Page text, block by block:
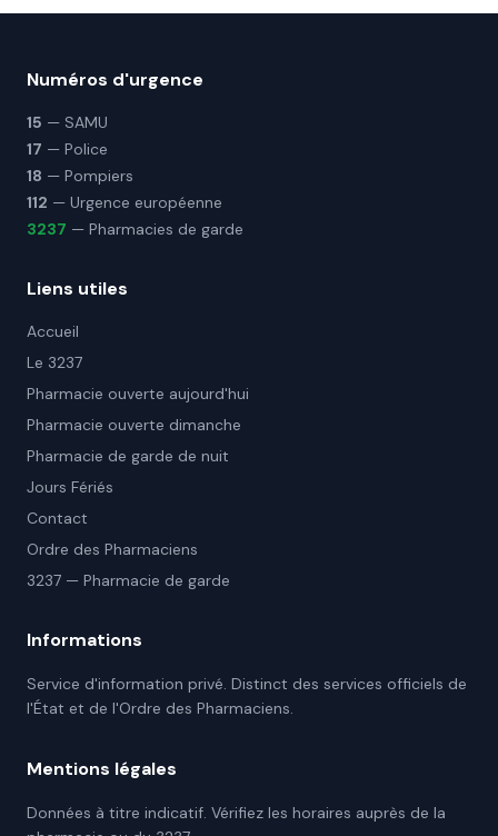
Numéros d'urgence
15 — SAMU
17 — Police
18 — Pompiers
112 — Urgence européenne
3237 — Pharmacies de garde
Liens utiles
Accueil
Le 3237
Pharmacie ouverte aujourd'hui
Pharmacie ouverte dimanche
Pharmacie de garde de nuit
Jours Fériés
Contact
Ordre des Pharmaciens
3237 — Pharmacie de garde
Informations
Service d'information privé. Distinct des services officiels de
l'État et de l'Ordre des Pharmaciens.
Mentions légales
Données à titre indicatif. Vérifiez les horaires auprès de la